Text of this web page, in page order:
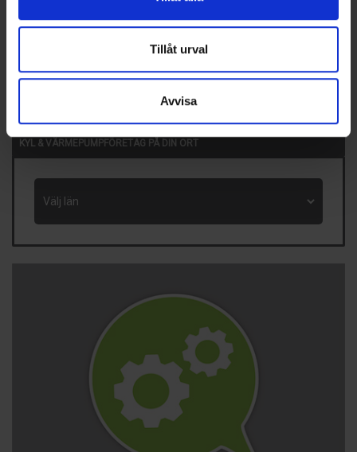
Tillåt urval
Avvisa
Oslo, Norge
Visa fler händelser
KYL & VÄRMEPUMPFÖRETAG PÅ DIN ORT